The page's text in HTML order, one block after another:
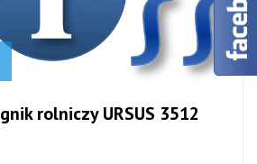
rolniczy URSUS 3512